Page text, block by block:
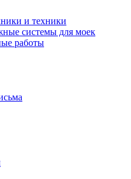
и техники
системы для моек
работы